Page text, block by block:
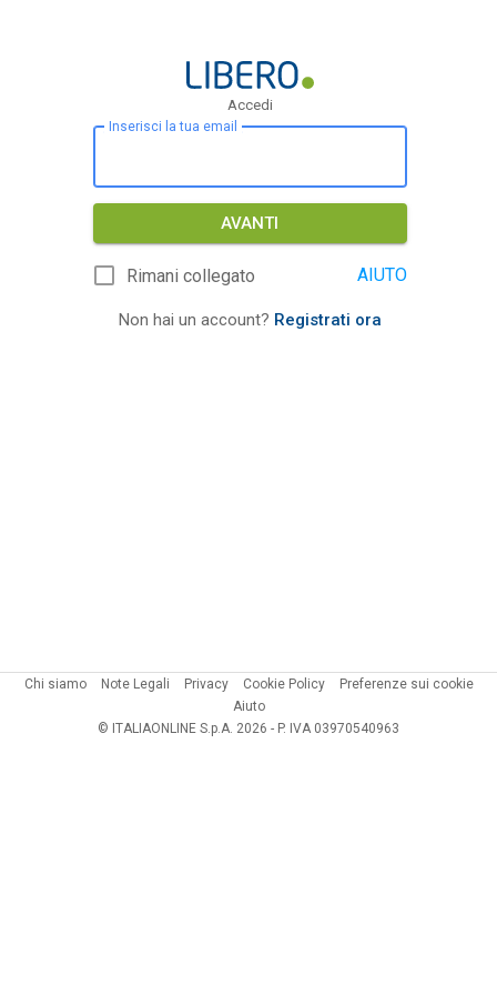
Accedi
Inserisci la tua email
AVANTI
Rimani collegato AIUTO
Non hai un account? Registrati ora
Chi siamo Note Legali Privacy Cookie Policy
Preferenze sui cookie
Aiuto
© ITALIAONLINE S.p.A. 2026 - P. IVA 03970540963